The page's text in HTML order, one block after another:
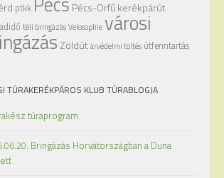
ptkk Pécs-Orfű kerékpárút
téli bringázásVelosophie városi
Zöldútárvédelmi töltés útfenntartás
TÚRAKERÉKPÁROS KLUB TÚRABLOGJA
túraprogram
Bringázás Horvátországban a Duna